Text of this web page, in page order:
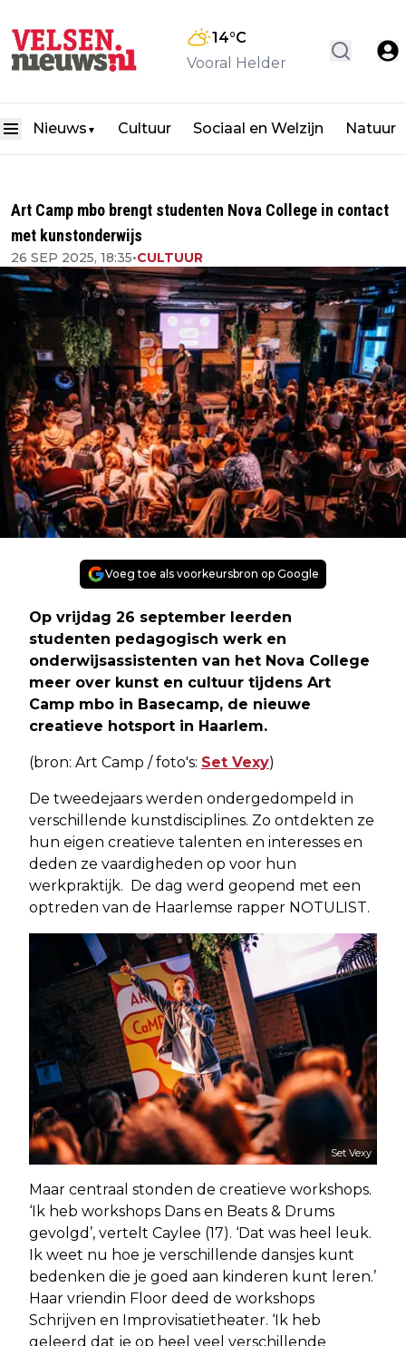
14°C
Vooral Helder
Nieuws ▼ Cultuur Sociaal en Welzijn Natuur
Art Camp mbo brengt studenten Nova College in contact
met kunstonderwijs
26 SEP 2025, 18:35•CULTUUR
Voeg toe als voorkeursbron op Google
Op vrijdag 26 september leerden
studenten pedagogisch werk en
onderwijsassistenten van het Nova College
meer over kunst en cultuur tijdens Art
Camp mbo in Basecamp, de nieuwe
creatieve hotsport in Haarlem.
(bron: Art Camp / foto's: Set Vexy)
De tweedejaars werden ondergedompeld in
verschillende kunstdisciplines. Zo ontdekten ze
hun eigen creatieve talenten en interesses en
deden ze vaardigheden op voor hun
werkpraktijk. De dag werd geopend met een
optreden van de Haarlemse rapper NOTULIST.
Set Vexy
Maar centraal stonden de creatieve workshops.
‘Ik heb workshops Dans en Beats & Drums
gevolgd’, vertelt Caylee (17). ‘Dat was heel leuk.
Ik weet nu hoe je verschillende dansjes kunt
bedenken die je goed aan kinderen kunt leren.’
Haar vriendin Floor deed de workshops
Schrijven en Improvisatietheater. ‘Ik heb
geleerd dat je op heel veel verschillende